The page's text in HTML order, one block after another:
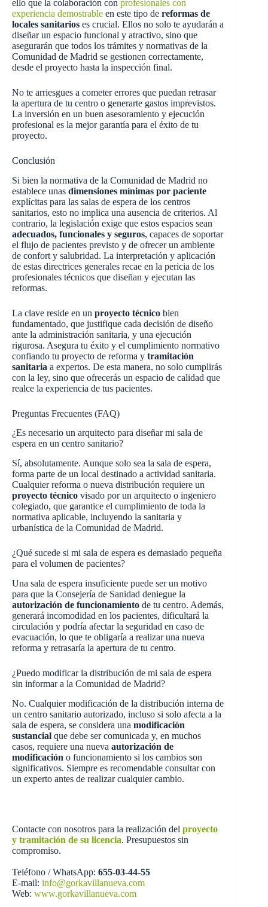
ello que la colaboración con profesionales con
experiencia demostrable en este tipo de reformas de
locales sanitarios es crucial. Ellos no solo te ayudarán a
diseñar un espacio funcional y atractivo, sino que
asegurarán que todos los trámites y normativas de la
Comunidad de Madrid se gestionen correctamente,
desde el proyecto hasta la inspección final.
No te arriesgues a cometer errores que puedan retrasar
la apertura de tu centro o generarte gastos imprevistos.
La inversión en un buen asesoramiento y ejecución
profesional es la mejor garantía para el éxito de tu
proyecto.
Conclusión
Si bien la normativa de la Comunidad de Madrid no
establece unas dimensiones mínimas por paciente
explícitas para las salas de espera de los centros
sanitarios, esto no implica una ausencia de criterios. Al
contrario, la legislación exige que estos espacios sean
adecuados, funcionales y seguros, capaces de soportar
el flujo de pacientes previsto y de ofrecer un ambiente
de confort y salubridad. La interpretación y aplicación
de estas directrices generales recae en la pericia de los
profesionales técnicos que diseñan y ejecutan las
reformas.
La clave reside en un proyecto técnico bien
fundamentado, que justifique cada decisión de diseño
ante la administración sanitaria, y una ejecución
rigurosa. Asegura tu éxito y el cumplimiento normativo
confiando tu proyecto de reforma y tramitación
sanitaria a expertos. De esta manera, no solo cumplirás
con la ley, sino que ofrecerás un espacio de calidad que
realce la experiencia de tus pacientes.
Preguntas Frecuentes (FAQ)
¿Es necesario un arquitecto para diseñar mi sala de
espera en un centro sanitario?
Sí, absolutamente. Aunque solo sea la sala de espera,
forma parte de un local destinado a actividad sanitaria.
Cualquier reforma o nueva distribución requiere un
proyecto técnico visado por un arquitecto o ingeniero
colegiado, que garantice el cumplimiento de toda la
normativa aplicable, incluyendo la sanitaria y
urbanística de la Comunidad de Madrid.
¿Qué sucede si mi sala de espera es demasiado pequeña
para el volumen de pacientes?
Una sala de espera insuficiente puede ser un motivo
para que la Consejería de Sanidad deniegue la
autorización de funcionamiento de tu centro. Además,
generará incomodidad en los pacientes, dificultará la
circulación y podría afectar la seguridad en caso de
evacuación, lo que te obligaría a realizar una nueva
reforma y retrasaría la apertura de tu centro.
¿Puedo modificar la distribución de mi sala de espera
sin informar a la Comunidad de Madrid?
No. Cualquier modificación de la distribución interna de
un centro sanitario autorizado, incluso si solo afecta a la
sala de espera, se considera una modificación
sustancial que debe ser comunicada y, en muchos
casos, requiere una nueva autorización de
modificación o funcionamiento si los cambios son
significativos. Siempre es recomendable consultar con
un experto antes de realizar cualquier cambio.
Contacte con nosotros para la realización del proyecto
y tramitación de su licencia. Presupuestos sin
compromiso.
Teléfono / WhatsApp: 655-03-44-55
E-mail: info@gorkavillanueva.com
Web: www.gorkavillanueva.com